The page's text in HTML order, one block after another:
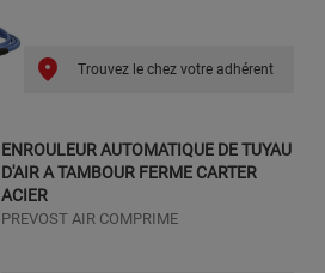
Trouvez le chez votre adhérent
ENROULEUR AUTOMATIQUE DE TUYAU
D'AIR A TAMBOUR FERME CARTER
ACIER
PREVOST AIR COMPRIME